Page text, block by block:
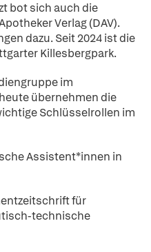
bot sich auch die
Verlag (DAV).
dazu. Seit 2024 ist die
Killesbergpark.
im
übernehmen die
Schlüsselrollen im
Assistent*innen in
für
technische